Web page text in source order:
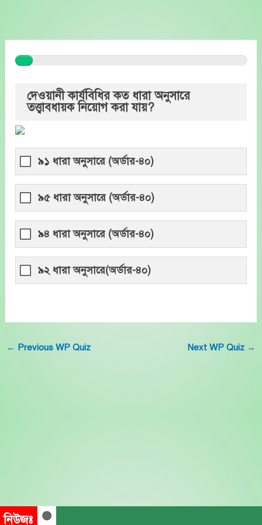
দেওয়ানী কার্যবিধির কত ধারা অনুসারে
তত্ত্বাবধায়ক নিয়োগ করা যায়?
৯১ ধারা অনুসারে (অর্ডার-৪০)
৯৫ ধারা অনুসারে (অর্ডার-৪০)
৯৪ ধারা অনুসারে (অর্ডার-৪০)
৯২ ধারা অনুসারে(অর্ডার-৪০)
← Previous WP Quiz Next WP Quiz →
নিউজঃ